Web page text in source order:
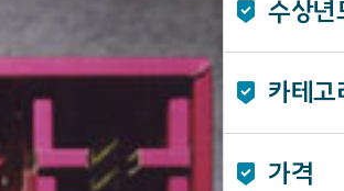
수상년
카테고
가격